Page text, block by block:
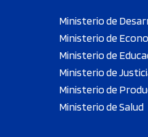
Ministerio de
Ministerio de
Ministerio de
Ministerio de
Ministerio de
Ministerio de Salud